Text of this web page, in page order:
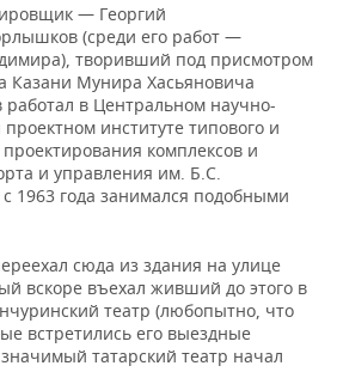
— Георгий
(среди его работ —
творивший под присмотром
Казани Мунира Хасьяновича
в Центральном научно-
институте типового и
комплексов и
и управления им. Б.С.
1963 года занимался подобными
сюда из здания на улице
вскоре въехал живший до этого в
театр (любопытно, что
встретились его выездные
татарский театр начал